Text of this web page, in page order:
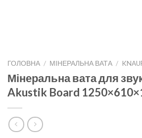
ГОЛОВНА / МІНЕРАЛЬНА ВАТА /
Мінеральна вата для
Akustik Board